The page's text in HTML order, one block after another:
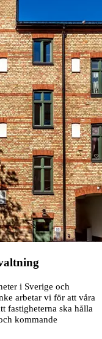
i Sverige och
arbetar vi för att våra
fastigheterna ska hålla
kommande